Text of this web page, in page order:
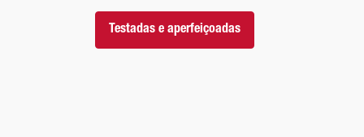
Testadas e aperfeiçoadas